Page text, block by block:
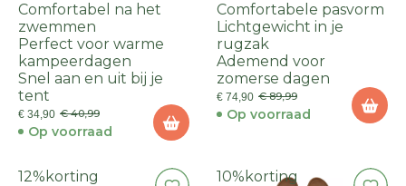
Comfortabel na het
zwemmen
Perfect voor warme
kampeerdagen
Snel aan en uit bij je
tent
€ 34,90 € 40,99
Op voorraad
Comfortabele pasvorm
Lichtgewicht in je
rugzak
Ademend voor
zomerse dagen
€ 74,90 € 89,99
Op voorraad
12% korting 10% korting